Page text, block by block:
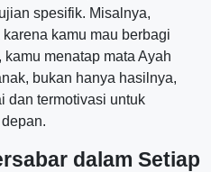
spesifik. Misalnya,
kamu mau berbagi
menatap mata Ayah
bukan hanya hasilnya,
dan termotivasi untuk
dalam Setiap